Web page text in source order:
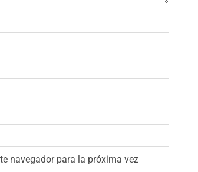
navegador para la próxima vez